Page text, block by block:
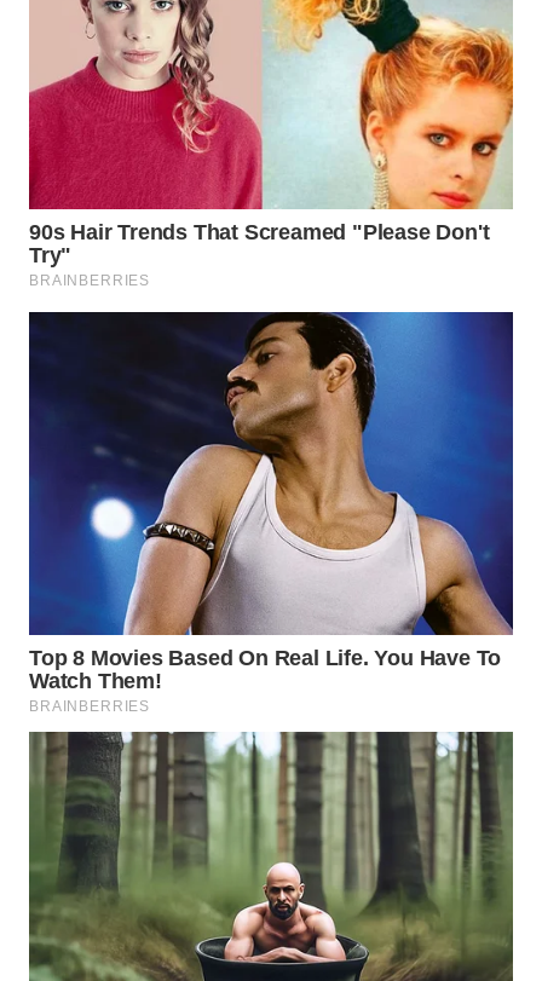
WN
KEPULAUAN
SERIBU
WN
TANGERANG
WN
WN
MAJALENGKA
WN
SUBANG
WN
SUKABUMI
WN
PURWAKARTA